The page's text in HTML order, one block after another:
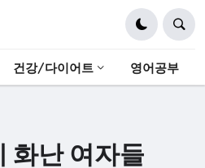
건강/다이어트 영어공부
화난 여자들